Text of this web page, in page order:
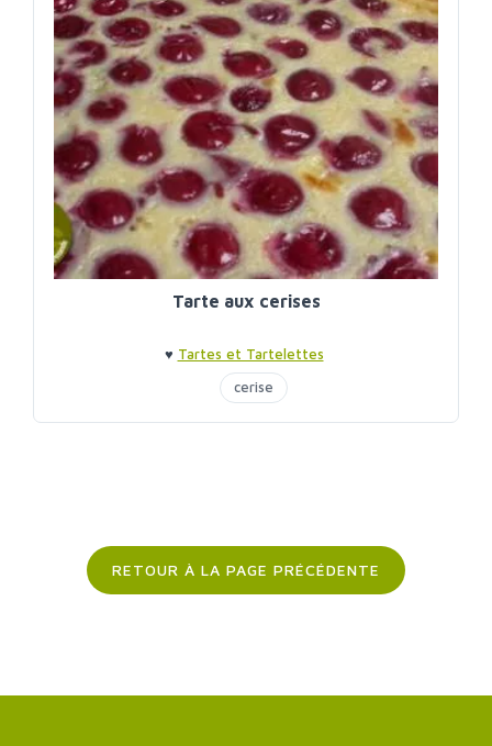
Tarte aux cerises
♥ Tartes et Tartelettes
cerise
RETOUR À LA PAGE PRÉCÉDENTE